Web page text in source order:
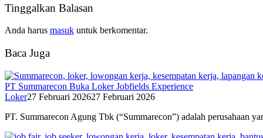
Tinggalkan Balasan
Anda harus masuk untuk berkomentar.
Baca Juga
PT Summarecon Buka Loker Jobfields Experience
Loker27 Februari 202627 Februari 2026
PT. Summarecon Agung Tbk (“Summarecon”) adalah perusahaan